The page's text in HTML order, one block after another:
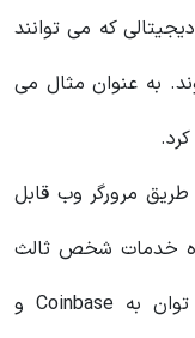
که می توانند
به عنوان مثال می
مرورگر وب قابل
خدمات شخص ثالث
میزبانی می شوند. به عنوان مثال می توان به Coinbase و